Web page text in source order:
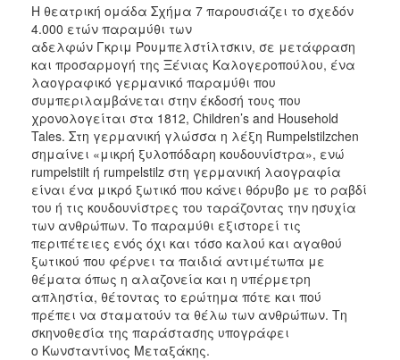
H θεατρική ομάδα Σχήμα 7 παρουσιάζει το σχεδόν
4.000 ετών παραμύθι των
αδελφών Γκριμ Ρουμπελστίλτσκιν, σε μετάφραση
και προσαρμογή της Ξένιας Καλογεροπούλου, ένα
λαογραφικό γερμανικό παραμύθι που
συμπεριλαμβάνεται στην έκδοσή τους που
χρονολογείται στα 1812, Children’s and Household
Tales. Στη γερμανική γλώσσα η λέξη Rumpelstilzchen
σημαίνει «μικρή ξυλοπόδαρη κουδουνίστρα», ενώ
rumpelstilt ή rumpelstilz στη γερμανική λαογραφία
είναι ένα μικρό ξωτικό που κάνει θόρυβο με το ραβδί
του ή τις κουδουνίστρες του ταράζοντας την ησυχία
των ανθρώπων. Το παραμύθι εξιστορεί τις
περιπέτειες ενός όχι και τόσο καλού και αγαθού
ξωτικού που φέρνει τα παιδιά αντιμέτωπα με
θέματα όπως η αλαζονεία και η υπέρμετρη
απληστία, θέτοντας το ερώτημα πότε και πού
πρέπει να σταματούν τα θέλω των ανθρώπων. Τη
σκηνοθεσία της παράστασης υπογράφει
ο Κωνσταντίνος Μεταξάκης.